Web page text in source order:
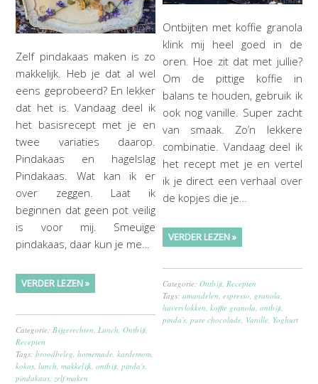
Zelf pindakaas maken is zo
makkelijk. Heb je dat al wel
eens geprobeerd? En lekker
dat het is. Vandaag deel ik
het basisrecept met je en
twee variaties daarop.
Pindakaas en hagelslag
Pindakaas. Wat kan ik er
over zeggen. Laat ik
beginnen dat geen pot veilig
is voor mij. Smeuïge
pindakaas, daar kun je me…
VERDER LEZEN »
Categorie: Bijgerechten Lunch ,Ontbijt
Recepten
Tags:broodbeleg ,homemade ,kardemom
kokos ,lunch ,makkelijk ,ontbijt ,pinda's
pindakaas zelf maken
Ontbijten met koffie granola
klink mij heel goed in de
oren. Hoe zit dat met jullie?
Om de pittige koffie in
balans te houden, gebruik ik
ook nog vanille. Super zacht
van smaak. Zo’n lekkere
combinatie. Vandaag deel ik
het recept met je en vertel
ik je direct een verhaal over
de kopjes die je…
VERDER LEZEN »
Categorie:Ontbijt Recepten
Tags:amandelen ,espresso granola
havervlokken ,koffie granola ,ontbijt
pinda's ,pure chocolade Vanille Yoghurt